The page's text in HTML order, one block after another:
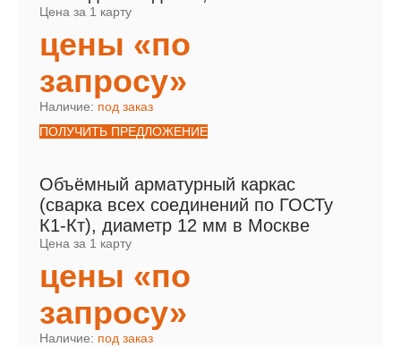
Цена за 1 карту
цены «по
запросу»
Наличие: под заказ
ПОЛУЧИТЬ ПРЕДЛОЖЕНИЕ
Объёмный арматурный каркас
(сварка всех соединений по ГОСТу
К1-Кт), диаметр 12 мм в Москве
Цена за 1 карту
цены «по
запросу»
Наличие: под заказ